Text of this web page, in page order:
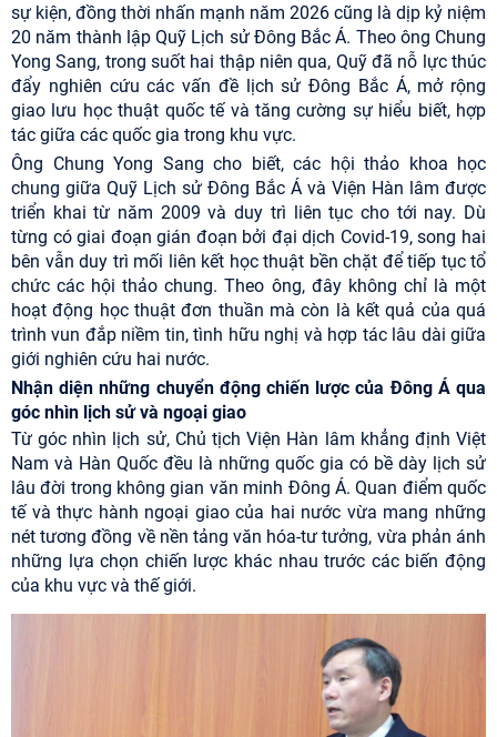
sự kiện, đồng thời nhấn mạnh năm 2026 cũng là dịp kỷ niệm
20 năm thành lập Quỹ Lịch sử Đông Bắc Á. Theo ông Chung
Yong Sang, trong suốt hai thập niên qua, Quỹ đã nỗ lực thúc
đẩy nghiên cứu các vấn đề lịch sử Đông Bắc Á, mở rộng
giao lưu học thuật quốc tế và tăng cường sự hiểu biết, hợp
tác giữa các quốc gia trong khu vực.
Ông Chung Yong Sang cho biết, các hội thảo khoa học
chung giữa Quỹ Lịch sử Đông Bắc Á và Viện Hàn lâm được
triển khai từ năm 2009 và duy trì liên tục cho tới nay. Dù
từng có giai đoạn gián đoạn bởi đại dịch Covid-19, song hai
bên vẫn duy trì mối liên kết học thuật bền chặt để tiếp tục tổ
chức các hội thảo chung. Theo ông, đây không chỉ là một
hoạt động học thuật đơn thuần mà còn là kết quả của quá
trình vun đắp niềm tin, tình hữu nghị và hợp tác lâu dài giữa
giới nghiên cứu hai nước.
Nhận diện những chuyển động chiến lược của Đông Á qua
góc nhìn lịch sử và ngoại giao
Từ góc nhìn lịch sử, Chủ tịch Viện Hàn lâm khẳng định Việt
Nam và Hàn Quốc đều là những quốc gia có bề dày lịch sử
lâu đời trong không gian văn minh Đông Á. Quan điểm quốc
tế và thực hành ngoại giao của hai nước vừa mang những
nét tương đồng về nền tảng văn hóa-tư tưởng, vừa phản ánh
những lựa chọn chiến lược khác nhau trước các biến động
của khu vực và thế giới.